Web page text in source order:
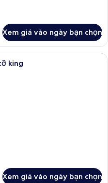
Xem giá vào ngày bạn chọn
Phòng Suite Deluxe, 1 giường cỡ
king
Xem giá vào ngày bạn chọn